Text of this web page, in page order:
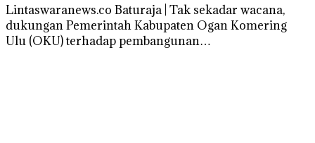
Lintaswaranews.co Baturaja | Tak sekadar wacana,
dukungan Pemerintah Kabupaten Ogan Komering
Ulu (OKU) terhadap pembangunan…